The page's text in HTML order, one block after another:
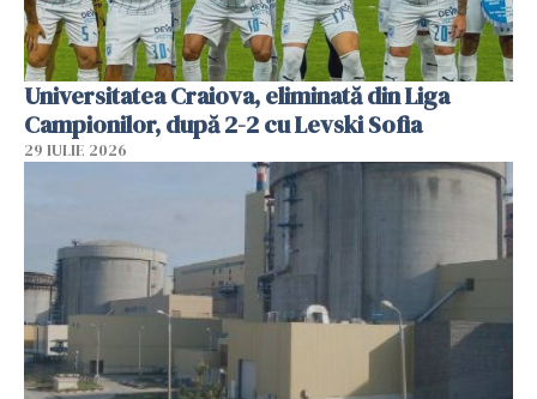
Universitatea Craiova, eliminată din Liga
Campionilor, după 2-2 cu Levski Sofia
29 IULIE 2026